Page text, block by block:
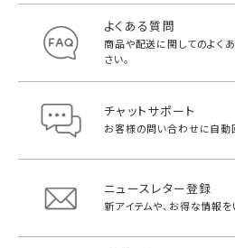
よくある質問
商品や配送に関してのよく
さい。
チャットサポート
お客様の問い合わせに自動
ニュースレター登録
新アイテムや、お得な情報を